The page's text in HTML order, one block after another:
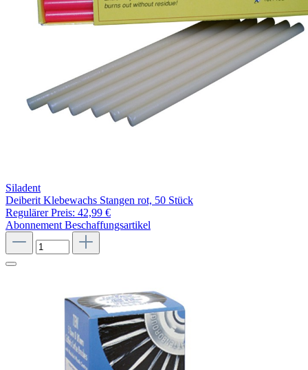
Siladent
Deiberit Klebewachs Stangen rot, 50 Stück
Regulärer Preis: 42,99 €
Abonnement Beschaffungsartikel